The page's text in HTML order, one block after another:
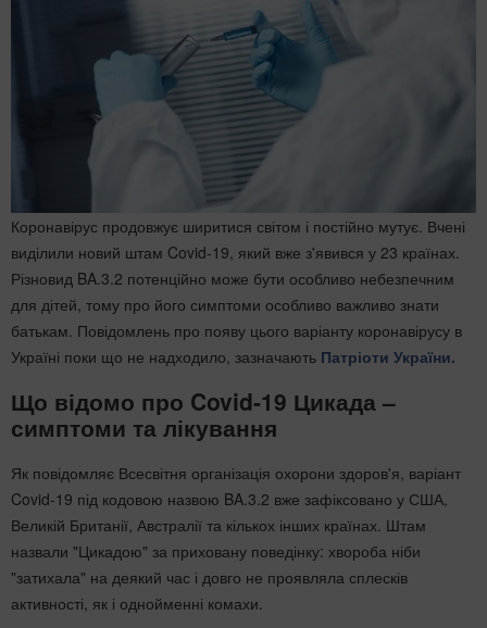
Коронавірус продовжує ширитися світом і постійно мутує. Вчені
виділили новий штам Covid-19, який вже з'явився у 23 країнах.
Різновид BA.3.2 потенційно може бути особливо небезпечним
для дітей, тому про його симптоми особливо важливо знати
батькам. Повідомлень про появу цього варіанту коронавірусу в
Україні поки що не надходило, зазначають Патріоти України.
Що відомо про Covid-19 Цикада –
симптоми та лікування
Як повідомляє Всесвітня організація охорони здоров'я, варіант
Covid-19 під кодовою назвою BA.3.2 вже зафіксовано у США,
Великій Британії, Австралії та кількох інших країнах. Штам
назвали "Цикадою" за приховану поведінку: хвороба ніби
"затихала" на деякий час і довго не проявляла сплесків
активності, як і однойменні комахи.